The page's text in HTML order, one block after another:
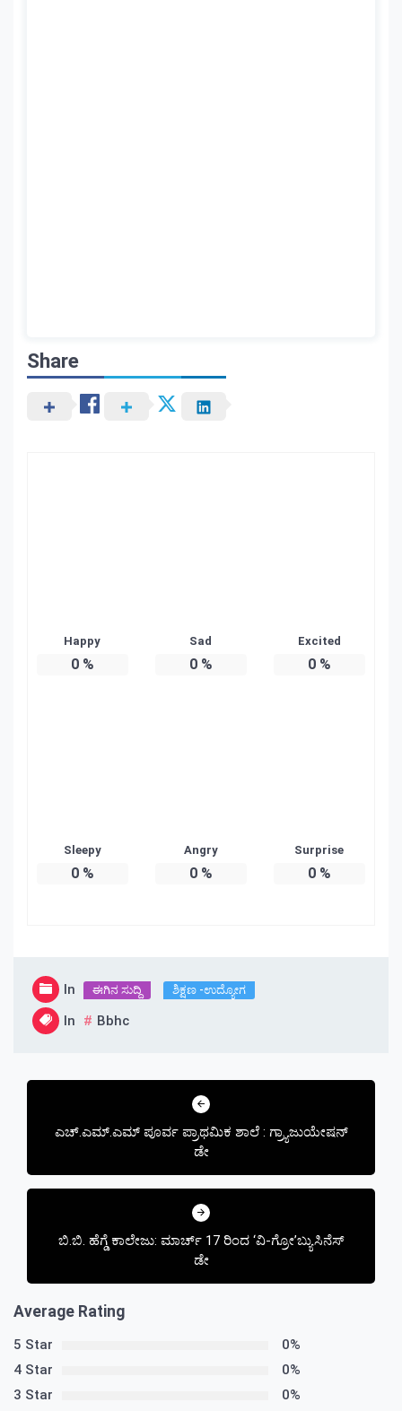
Share
Happy
0%
Sad
0%
Excited
0%
Sleepy
0%
Angry
0%
Surprise
0%
In ಈಗಿನ ಸುದ್ದಿ ಶಿಕ್ಷಣ -ಉದ್ಯೋಗ
In Bbhc
Post
ಎಚ್.ಎಮ್.ಎಮ್ ಪೂರ್ವ ಪ್ರಾಥಮಿಕ ಶಾಲೆ : ಗ್ರ್ಯಾಜುಯೇಷನ್
ಡೇ
ಬಿ.ಬಿ. ಹೆಗ್ಡೆ ಕಾಲೇಜು: ಮಾರ್ಚ್ 17 ರಿಂದ ‘ವಿ-ಗ್ರೋ’ಬ್ಯುಸಿನೆಸ್
ಡೇ
Average Rating
5 Star
0%
4 Star
0%
3 Star
0%